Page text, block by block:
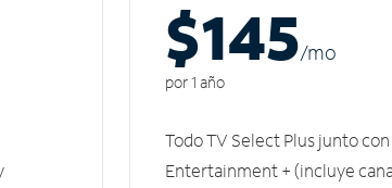
$145/mo
por 1 año
Todo TV Select Plus junto
Entertainment + (incluye